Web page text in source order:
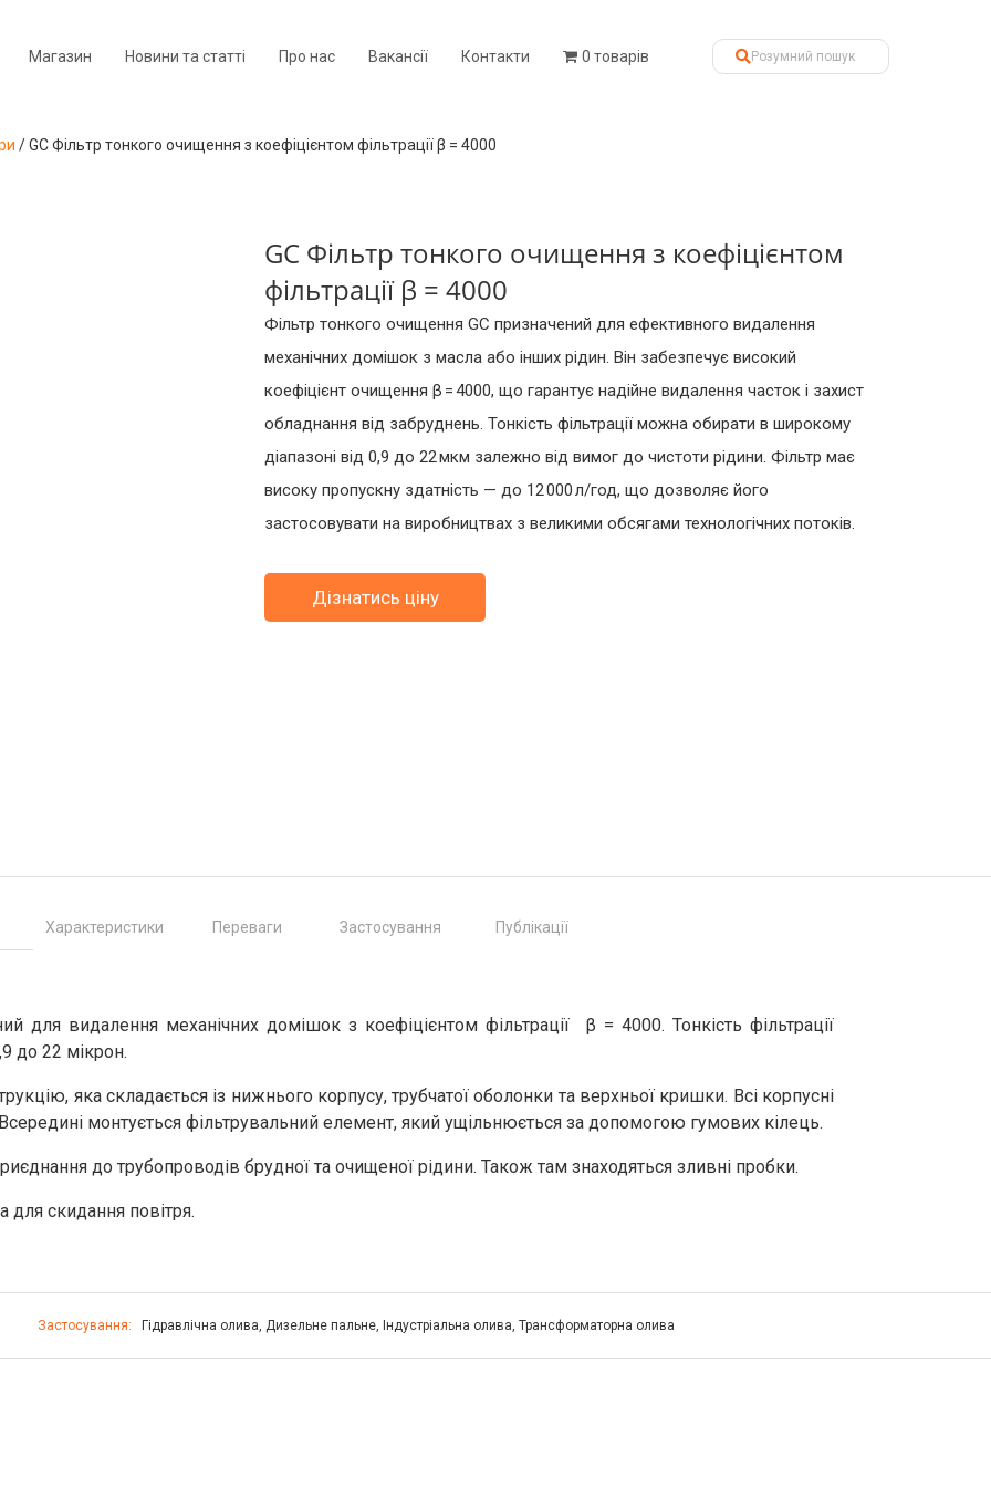
Магазин Новини та статті Про нас Вакансії Контакти 0 товарів
/GC Фільтр тонкого очищення з коефіцієнтом фільтрації β = 4000
GC Фільтр тонкого очищення з коефіцієнтом
фільтрації β = 4000
Фільтр тонкого очищення GC призначений для ефективного видалення
механічних домішок з масла або інших рідин. Він забезпечує високий
коефіцієнт очищення β = 4000, що гарантує надійне видалення часток і захист
обладнання від забруднень. Тонкість фільтрації можна обирати в широкому
діапазоні від 0,9 до 22 мкм залежно від вимог до чистоти рідини. Фільтр має
високу пропускну здатність — до 12 000 л/год, що дозволяє його
застосовувати на виробництвах з великими обсягами технологічних потоків.
Дізнатись ціну
Характеристики Переваги Застосування Публікації
для видалення механічних домішок з коефіцієнтом фільтрації β = 4000. Тонкість фільтрації
до 22 мікрон.
яка складається із нижнього корпусу, трубчатої оболонки та верхньої кришки. Всі корпусні
монтується фільтрувальний елемент, який ущільнюється за допомогою гумових кілець.
до трубопроводів брудної та очищеної рідини. Також там знаходяться зливні пробки.
для скидання повітря.
Застосування: Гідравлічна олива Дизельне пальне Індустріальна олива Трансформаторна олива